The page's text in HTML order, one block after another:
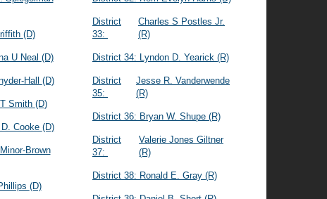
(D)
U Neal (D)
Hall (D)
Smith (D)
Cooke (D)
Brown
(D)
District
33:
Charles S Postles Jr.
(R)
District 34: Lyndon D. Yearick (R)
District
35:
Jesse R. Vanderwende
(R)
District 36: Bryan W. Shupe (R)
District
37:
Valerie Jones Giltner
(R)
District 38: Ronald E. Gray (R)